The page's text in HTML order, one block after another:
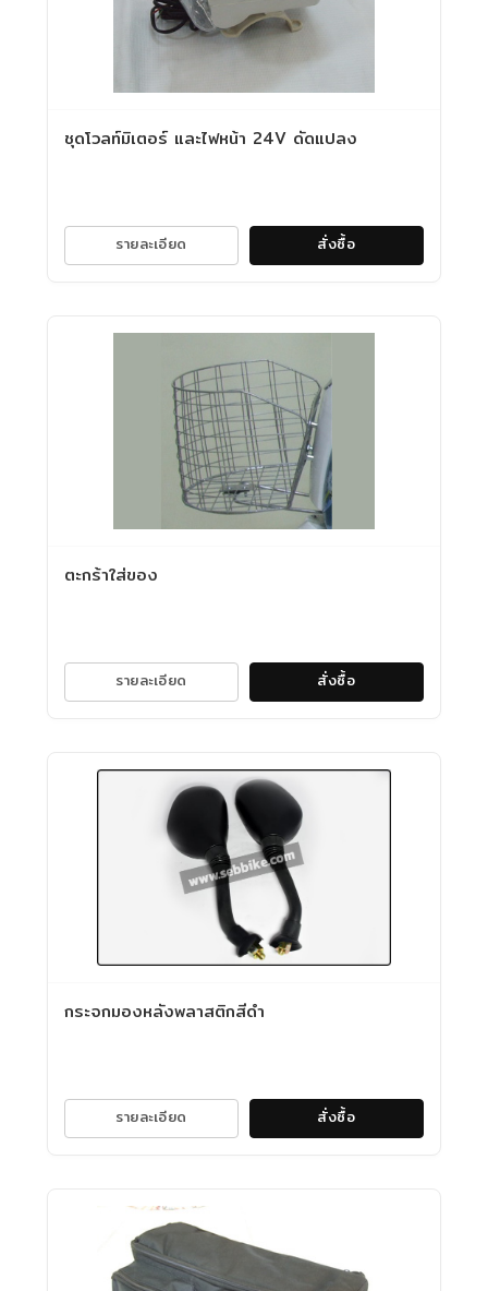
ชุดโวลท์มิเตอร์ และไฟหน้า 24V ดัดแปลง
รายละเอียด สั่งซื้อ
ตะกร้าใส่ของ
รายละเอียด สั่งซื้อ
กระจกมองหลังพลาสติกสีดำ
รายละเอียด สั่งซื้อ